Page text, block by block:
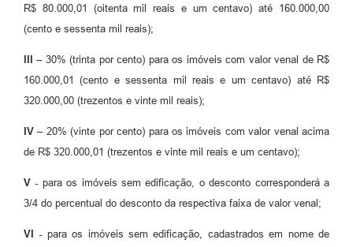
R$ 80.000,01 (oitenta mil reais e um centavo) até 160.000,00
(cento e sessenta mil reais);
III –30% (trinta por cento) para os imóveis com valor venal de R$
160.000,01 (cento e sessenta mil reais e um centavo) até R$
320.000,00 (trezentos e vinte mil reais);
IV – 20% (vinte por cento) para os imóveis com valor venal acima
de R$ 320.000,01 (trezentos e vinte mil reais e um centavo);
V -para os imóveis sem edificação, o desconto corresponderá a
3/4 do percentual do desconto da respectiva faixa de valor venal;
VI -para os imóveis sem edificação, cadastrados em nome de